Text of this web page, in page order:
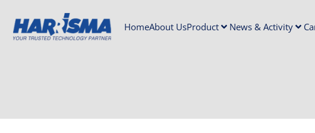
HomeAbout UsProduct News & Activity